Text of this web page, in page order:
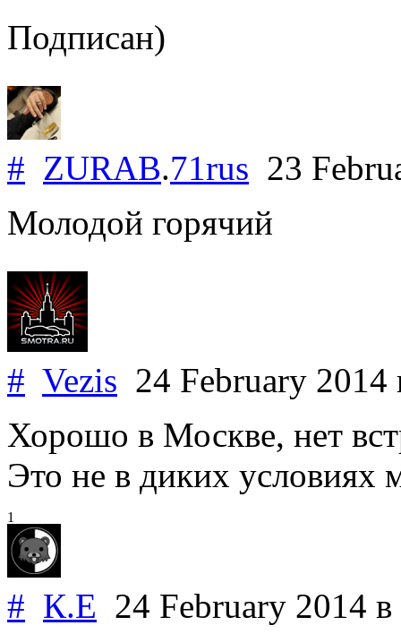
Подписан)
# ZURAB.71rus 23
Молодой горячий
# Vezis 24 February 2014
Хорошо в Москве, нет
Это не в диких условиях
1
# К.Е 24 February 2014 в